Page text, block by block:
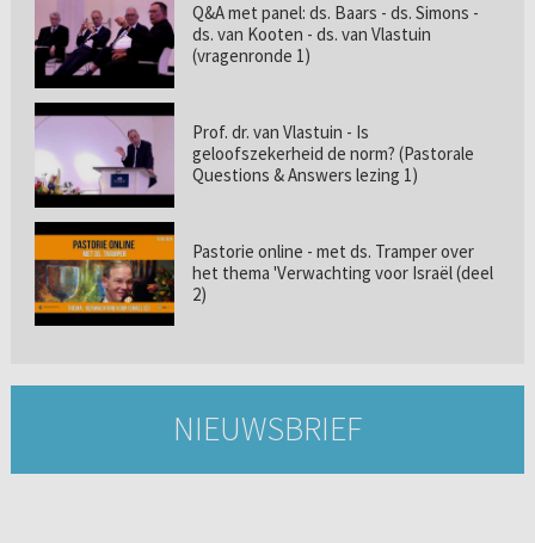
Q&A met panel: ds. Baars - ds. Simons -
ds. van Kooten - ds. van Vlastuin
(vragenronde 1)
Prof. dr. van Vlastuin - Is
geloofszekerheid de norm? (Pastorale
Questions & Answers lezing 1)
Pastorie online - met ds. Tramper over
het thema 'Verwachting voor Israël (deel
2)
NIEUWSBRIEF